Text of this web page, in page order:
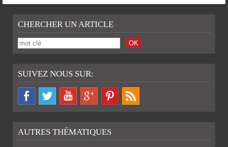
CHERCHER UN ARTICLE
SUIVEZ NOUS SUR:
AUTRES THÉMATIQUES